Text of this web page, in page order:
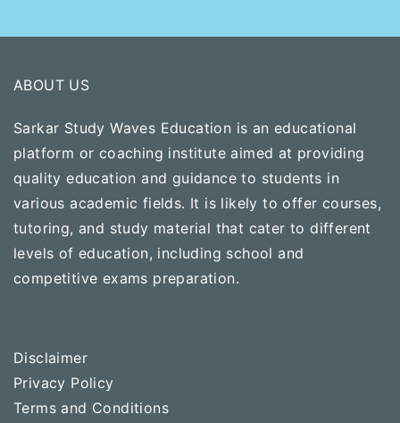
ABOUT US
Sarkar Study Waves Education is an educational
platform or coaching institute aimed at providing
quality education and guidance to students in
various academic fields. It is likely to offer courses,
tutoring, and study material that cater to different
levels of education, including school and
competitive exams preparation.
Disclaimer
Privacy Policy
Terms and Conditions